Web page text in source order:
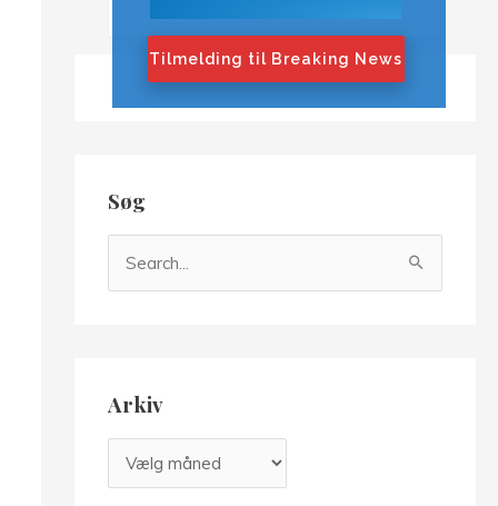
Tilmelding til Breaking News
Søg
t
e
Arkiv
r